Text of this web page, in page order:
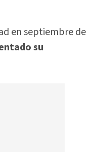
en septiembre de
su